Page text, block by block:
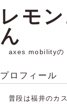
レモ
ん
axes mobilityの
プロフィール
普段は福井のカ